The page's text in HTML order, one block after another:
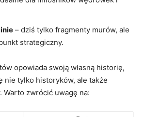
– ‍dziś ​tylko fragmenty murów, ale
strategiczny.
opowiada swoją własną historię,
nie tylko historyków, ale także
Warto zwrócić ⁣uwagę na: